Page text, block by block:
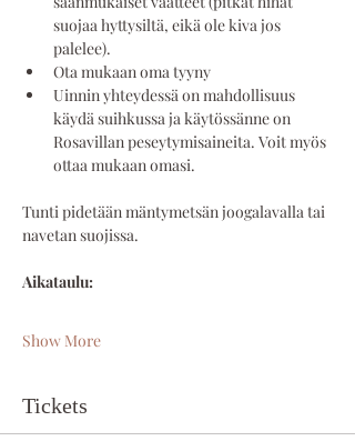
suojaa hyttysiltä, eikä ole kiva jos
palelee).
Ota mukaan oma tyyny
Uinnin yhteydessä on mahdollisuus
käydä suihkussa ja käytössänne on
Rosavillan peseytymisaineita. Voit myös
ottaa mukaan omasi.
Tunti pidetään mäntymetsän joogalavalla tai
navetan suojissa.
Aikataulu:
Show More
Tickets